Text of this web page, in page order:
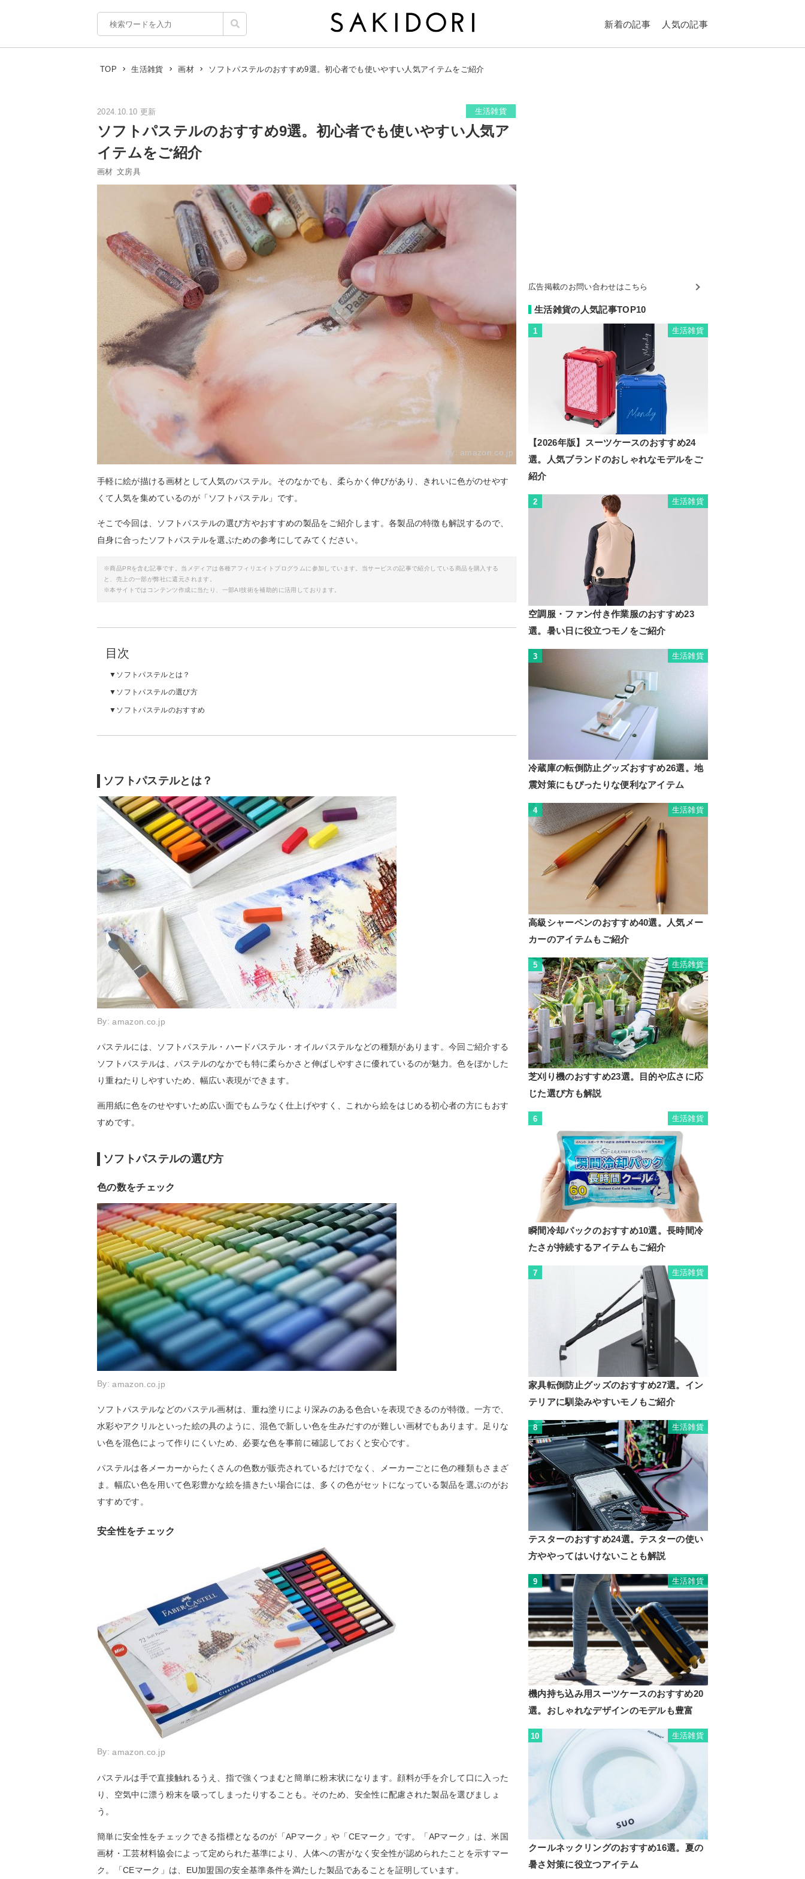
新着の記事 人気の記事
TOP 生活雑貨 画材 ソフトパステルのおすすめ9選。初心者でも使いやすい人気アイテムをご紹介
2024.10.10 更新 生活雑貨
ソフトパステルのおすすめ9選。初心者でも使いやすい人気ア
イテムをご紹介
画材 文房具
By: amazon.co.jp
手軽に絵が描ける画材として人気のパステル。そのなかでも、柔らかく伸びがあり、きれいに色がのせやす
くて人気を集めているのが「ソフトパステル」です。
そこで今回は、ソフトパステルの選び方やおすすめの製品をご紹介します。各製品の特徴も解説するので、
自身に合ったソフトパステルを選ぶための参考にしてみてください。
※商品PRを含む記事です。当メディアは各種アフィリエイトプログラムに参加しています。当サービスの記事で紹介している商品を購入する
と、売上の一部が弊社に還元されます。
※本サイトではコンテンツ作成に当たり、一部AI技術を補助的に活用しております。
目次
ソフトパステルとは？
ソフトパステルの選び方
ソフトパステルのおすすめ
ソフトパステルとは？
By:amazon.co.jp
パステルには、ソフトパステル・ハードパステル・オイルパステルなどの種類があります。今回ご紹介する
ソフトパステルは、パステルのなかでも特に柔らかさと伸ばしやすさに優れているのが魅力。色をぼかした
り重ねたりしやすいため、幅広い表現ができます。
画用紙に色をのせやすいため広い面でもムラなく仕上げやすく、これから絵をはじめる初心者の方にもおす
すめです。
ソフトパステルの選び方
色の数をチェック
By:amazon.co.jp
ソフトパステルなどのパステル画材は、重ね塗りにより深みのある色合いを表現できるのが特徴。一方で、
水彩やアクリルといった絵の具のように、混色で新しい色を生みだすのが難しい画材でもあります。足りな
い色を混色によって作りにくいため、必要な色を事前に確認しておくと安心です。
パステルは各メーカーからたくさんの色数が販売されているだけでなく、メーカーごとに色の種類もさまざ
ま。幅広い色を用いて色彩豊かな絵を描きたい場合には、多くの色がセットになっている製品を選ぶのがお
すすめです。
安全性をチェック
By:amazon.co.jp
パステルは手で直接触れるうえ、指で強くつまむと簡単に粉末状になります。顔料が手を介して口に入った
り、空気中に漂う粉末を吸ってしまったりすることも。そのため、安全性に配慮された製品を選びましょ
う。
簡単に安全性をチェックできる指標となるのが「APマーク」や「CEマーク」です。「APマーク」は、米国
画材・工芸材料協会によって定められた基準により、人体への害がなく安全性が認められたことを示すマー
ク。「CEマーク」は、EU加盟国の安全基準条件を満たした製品であることを証明しています。
広告掲載のお問い合わせはこちら
生活雑貨の人気記事TOP10
1 生活雑貨
【2026年版】スーツケースのおすすめ24
選。人気ブランドのおしゃれなモデルをご
紹介
2 生活雑貨
空調服・ファン付き作業服のおすすめ23
選。暑い日に役立つモノをご紹介
3 生活雑貨
冷蔵庫の転倒防止グッズおすすめ26選。地
震対策にもぴったりな便利なアイテム
4 生活雑貨
高級シャーペンのおすすめ40選。人気メー
カーのアイテムもご紹介
5 生活雑貨
芝刈り機のおすすめ23選。目的や広さに応
じた選び方も解説
6 生活雑貨
瞬間冷却パックのおすすめ10選。長時間冷
たさが持続するアイテムもご紹介
7 生活雑貨
家具転倒防止グッズのおすすめ27選。イン
テリアに馴染みやすいモノもご紹介
8 生活雑貨
テスターのおすすめ24選。テスターの使い
方ややってはいけないことも解説
9 生活雑貨
機内持ち込み用スーツケースのおすすめ20
選。おしゃれなデザインのモデルも豊富
10 生活雑貨
クールネックリングのおすすめ16選。夏の
暑さ対策に役立つアイテム